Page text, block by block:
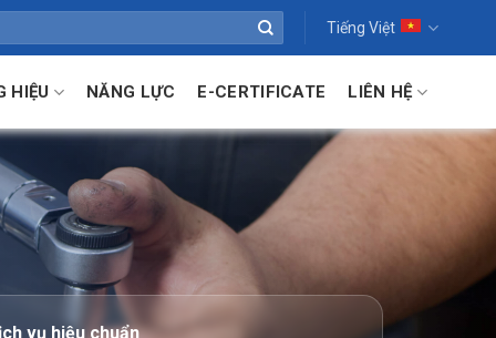
Tiếng Việt
HIỆU NĂNG LỰC E-CERTIFICATE LIÊN HỆ
vụ hiệu chuẩn